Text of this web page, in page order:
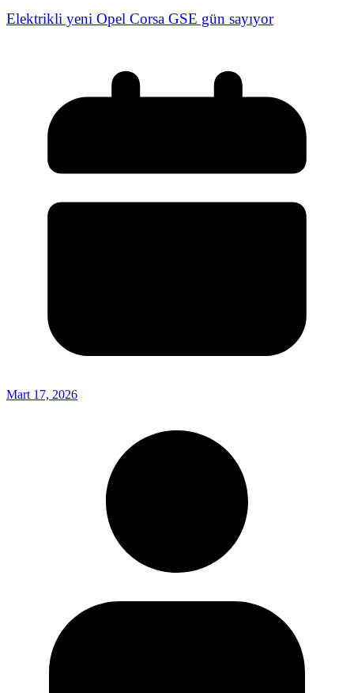
Elektrikli yeni Opel Corsa GSE gün sayıyor
Mart 17, 2026